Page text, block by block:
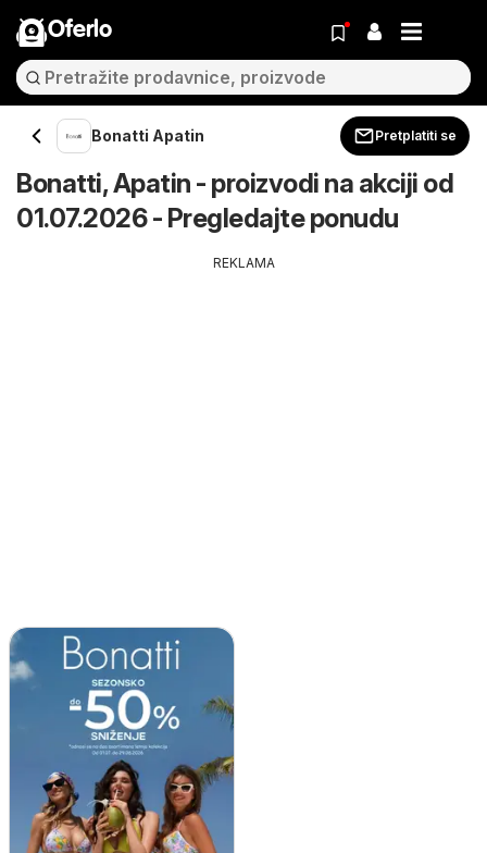
Oferlo
Bonatti Apatin Pretplatiti se
Bonatti, Apatin - proizvodi na akciji od
01.07.2026 - Pregledajte ponudu
REKLAMA